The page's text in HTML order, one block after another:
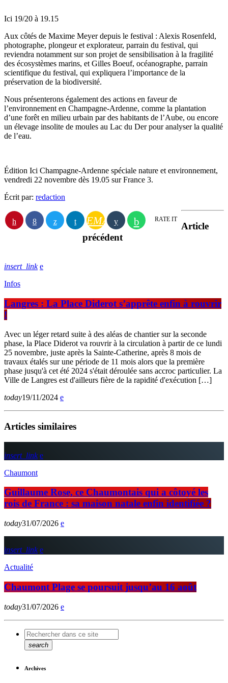
Ici 19/20 à 19.15
Aux côtés de Maxime Meyer depuis le festival : Alexis Rosenfeld,
photographe, plongeur et explorateur, parrain du festival, qui
reviendra notamment sur son projet de sensibilisation à la fragilité
des écosystèmes marins, et Gilles Boeuf, océanographe, parrain
scientifique du festival, qui expliquera l’importance de la
préservation de la biodiversité.
Nous présenterons également des actions en faveur de
l’environnement en Champagne-Ardenne, comme la plantation
d’une forêt en milieu urbain par des habitants de l’Aube, ou encore
un élevage insolite de moules au Lac du Der pour analyser la qualité
de l’eau.
Édition Ici Champagne-Ardenne spéciale nature et environnement,
vendredi 22 novembre dès 19.05 sur France 3.
Écrit par: redaction
EMAIL RATE IT
Article
précédent
insert_link
Infos
Langres : La Place Diderot s’apprête enfin à rouvrir
!
Avec un léger retard suite à des aléas de chantier sur la seconde
phase, la Place Diderot va rouvrir à la circulation à partir de ce lundi
25 novembre, juste après la Sainte-Catherine, après 8 mois de
travaux étalés sur une période de 11 mois alors que la première
phase jusqu'à cet été 2024 s'était déroulée sans accroc particulier. La
Ville de Langres est d'ailleurs fière de la rapidité d'exécution […]
today19/11/2024
Articles similaires
insert_link
Chaumont
Guillaume Rose, ce Chaumontais qui a côtoyé les
rois de France : sa maison natale enfin identifiée ?
today31/07/2026
insert_link
Actualité
Chaumont Plage se poursuit jusqu’au 16 août
today31/07/2026
search
Archives